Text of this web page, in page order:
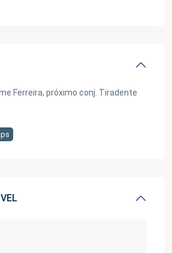
Ferreira, próximo conj. Tiradente